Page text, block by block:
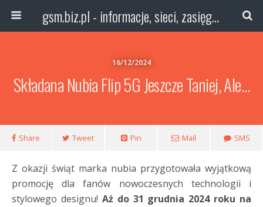
gsm.biz.pl - informacje, sieci, zasięg technologie
16/12/2024
Składana Nubia Flip 5G Jeszcze Taniej, Ale…
Share Tweet Pin Mail SMS
Z okazji świąt marka nubia przygotowała wyjątkową
promocję dla fanów nowoczesnych technologii i
stylowego designu! Aż do 31 grudnia 2024 roku na